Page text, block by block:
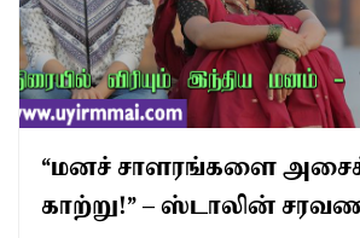
“மனச் சாளரங்களை
காற்று!” – ஸ்டாலின்